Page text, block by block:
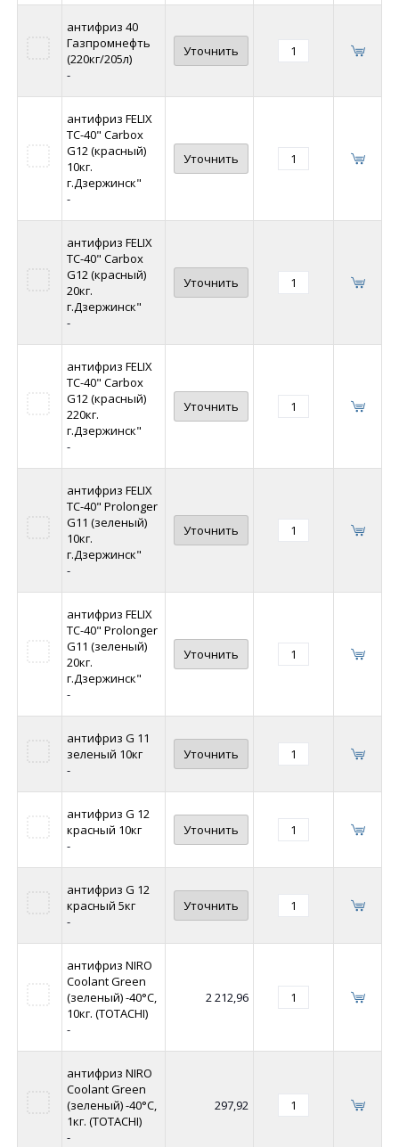
антифриз 40
Газпромнефть
(220кг/205л)
-
Уточнить
антифриз FELIX
ТС-40" Carbox
G12 (красный)
10кг.
г.Дзержинск"
-
Уточнить
антифриз FELIX
ТС-40" Carbox
G12 (красный)
20кг.
г.Дзержинск"
-
Уточнить
антифриз FELIX
ТС-40" Carbox
G12 (красный)
220кг.
г.Дзержинск"
-
Уточнить
антифриз FELIX
ТС-40" Prolonger
G11 (зеленый)
10кг.
г.Дзержинск"
-
Уточнить
антифриз FELIX
ТС-40" Prolonger
G11 (зеленый)
20кг.
г.Дзержинск"
-
Уточнить
антифриз G 11
зеленый 10кг
-
Уточнить
антифриз G 12
красный 10кг
-
Уточнить
антифриз G 12
красный 5кг
-
Уточнить
антифриз NIRO
Coolant Green
(зеленый) -40°C,
10кг. (TOTACHI)
-
2 212,96
антифриз NIRO
Coolant Green
(зеленый) -40°C,
1кг. (TOTACHI)
-
297,92